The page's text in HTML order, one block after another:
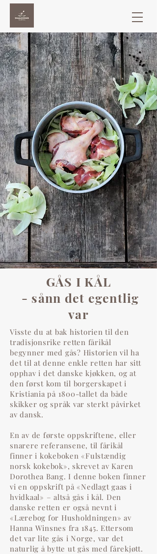
GÅS I KÅL
- sånn det egentlig
var
Visste du at bak historien til den
tradisjonsrike retten fårikål
begynner med gås? Historien vil ha
det til at denne enkle retten har sitt
opphav i det danske kjøkken, og at
den først kom til borgerskapet i
Kristiania på 1800-tallet da både
skikker og språk var sterkt påvirket
av dansk.
En av de første oppskriftene, eller
snarere referansene, til fårikål
finner i kokeboken «Fulstændig
norsk kokebok», skrevet av Karen
Dorothea Bang. I denne boken finner
vi en oppskrift på «Nedlagt gaas i
hvidkaal» – altså gås i kål. Den
danske retten er også nevnt i
«Lærebog for Husholdningen» av
Hanna Winsnes fra 1845. Ettersom
det var lite gås i Norge, var det
naturlig å bytte ut gås med fårekjøtt.